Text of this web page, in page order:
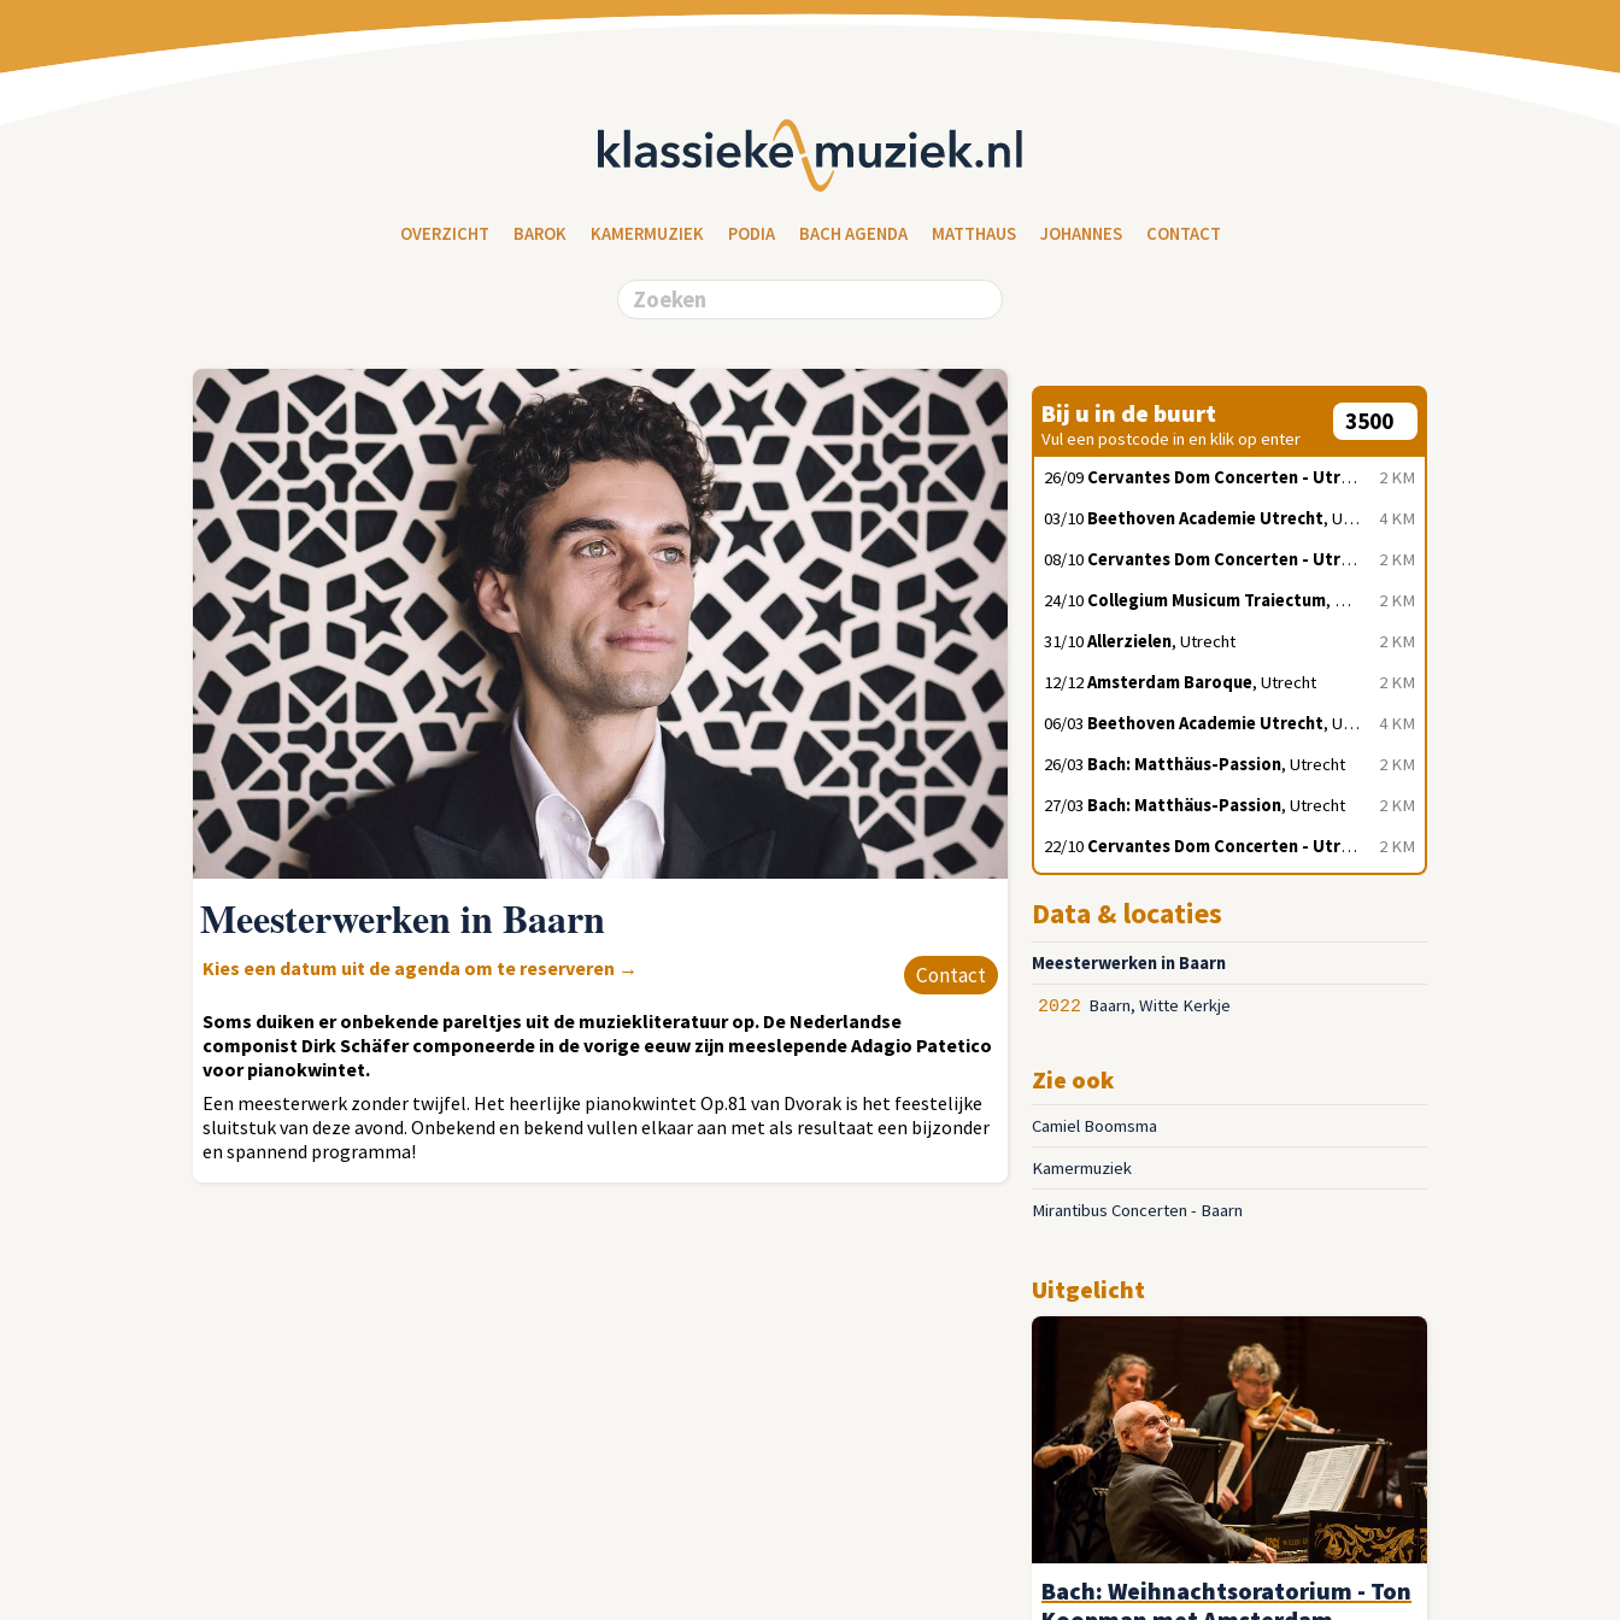
OVERZICHT BAROK KAMERMUZIEK PODIA BACH AGENDA MATTHAUS JOHANNES CONTACT
Meesterwerken in Baarn
Contact
Kies een datum uit de agenda om te reserveren →
Soms duiken er onbekende pareltjes uit de muziekliteratuur op. De Nederlandse
componist Dirk Schäfer componeerde in de vorige eeuw zijn meeslepende Adagio Patetico
voor pianokwintet.
Een meesterwerk zonder twijfel. Het heerlijke pianokwintet Op.81 van Dvorak is het feestelijke
sluitstuk van deze avond. Onbekend en bekend vullen elkaar aan met als resultaat een bijzonder
en spannend programma!
Bij u in de buurt
Vul een postcode in en klik op enter
2 KM
26/09 Cervantes Dom Concerten - Utrecht
, Utrecht
4 KM
03/10 Beethoven Academie Utrecht, Utrecht
2 KM
08/10 Cervantes Dom Concerten - Utrecht
, Utrecht
2 KM
24/10 Collegium Musicum Traiectum, Utrecht
2 KM
31/10Allerzielen, Utrecht
2 KM
12/12Amsterdam Baroque, Utrecht
4 KM
06/03 Beethoven Academie Utrecht, Utrecht
2 KM
26/03 Bach: Matthäus-Passion, Utrecht
2 KM
27/03 Bach: Matthäus-Passion, Utrecht
2 KM
22/10 Cervantes Dom Concerten - Utrecht , Utrecht
Data & locaties
Meesterwerken in Baarn
2022 Baarn, Witte Kerkje
Zie ook
Camiel Boomsma
Kamermuziek
Mirantibus Concerten - Baarn
Uitgelicht
Bach: Weihnachtsoratorium - Ton